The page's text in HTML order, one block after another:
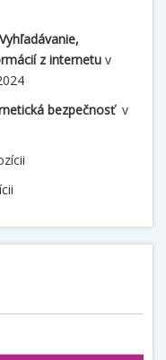
Vyhľadávanie,
z internetu v
bezpečnosťv